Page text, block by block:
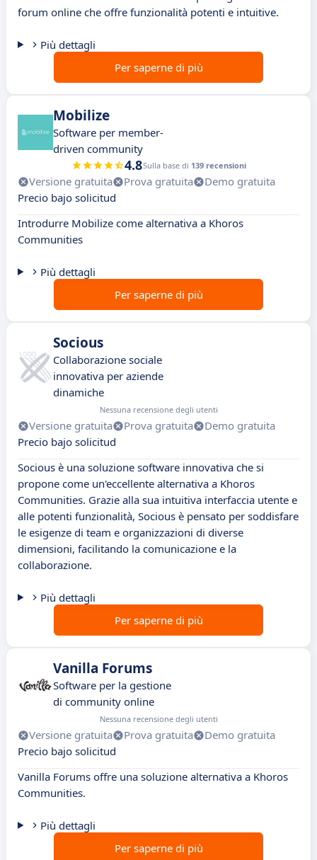
forum online che offre funzionalità potenti e intuitive.
Più dettagli
Per saperne di più
Mobilize
Software per member-
driven community
4.8Sulla base di 139 recensioni
Versione gratuita Prova gratuita
Demo gratuita
Precio bajo solicitud
Introdurre Mobilize come alternativa a Khoros
Communities
Più dettagli
Per saperne di più
Socious
Collaborazione sociale
innovativa per aziende
dinamiche
Nessuna recensione degli utenti
Versione gratuita Prova gratuita
Demo gratuita
Precio bajo solicitud
Socious è una soluzione software innovativa che si
propone come un'eccellente alternativa a Khoros
Communities. Grazie alla sua intuitiva interfaccia utente e
alle potenti funzionalità, Socious è pensato per soddisfare
le esigenze di team e organizzazioni di diverse
dimensioni, facilitando la comunicazione e la
collaborazione.
Più dettagli
Per saperne di più
Vanilla Forums
Software per la gestione
di community online
Nessuna recensione degli utenti
Versione gratuita Prova gratuita
Demo gratuita
Precio bajo solicitud
Vanilla Forums offre una soluzione alternativa a Khoros
Communities.
Più dettagli
Per saperne di più